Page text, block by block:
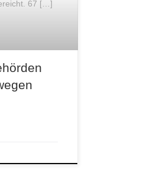
67 […]